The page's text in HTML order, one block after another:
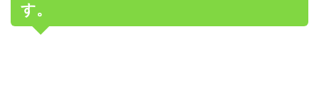
す。